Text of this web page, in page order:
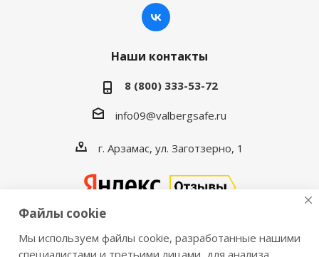
Наши контакты
8 (800) 333-53-72
info09@valbergsafe.ru
г. Арзамас, ул. Заготзерно, 1
2016-2026 © VALBERGSAFE.RU — Интернет-магазин
Файлы cookie
Мы используем файлы cookie, разработанные нашими
специалистами и третьими лицами, для анализа